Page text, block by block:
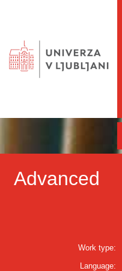
Advanced
Work type:
Language: